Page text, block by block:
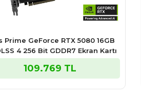
Prime GeForce RTX 5080 16GB
4 256 Bit GDDR7 Ekran Kartı
109.769 TL